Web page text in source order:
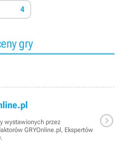
4
gry
wystawionych przez
GRYOnline.pl, Ekspertów
